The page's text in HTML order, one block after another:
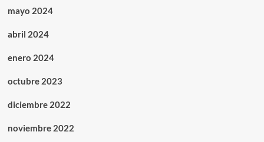
mayo 2024
abril 2024
enero 2024
octubre 2023
diciembre 2022
noviembre 2022